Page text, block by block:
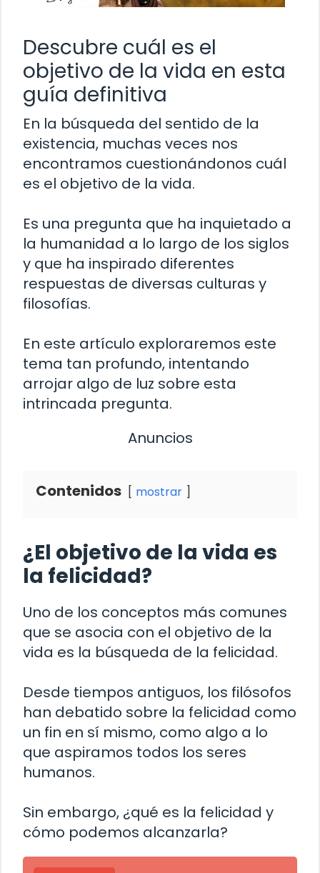
Descubre cuál es el
objetivo de la vida en esta
guía definitiva
En la búsqueda del sentido de la
existencia, muchas veces nos
encontramos cuestionándonos cuál
es el objetivo de la vida.
Es una pregunta que ha inquietado a
la humanidad a lo largo de los siglos
y que ha inspirado diferentes
respuestas de diversas culturas y
filosofías.
En este artículo exploraremos este
tema tan profundo, intentando
arrojar algo de luz sobre esta
intrincada pregunta.
Anuncios
Contenidos mostrar
¿El objetivo de la vida es
la felicidad?
Uno de los conceptos más comunes
que se asocia con el objetivo de la
vida es la búsqueda de la felicidad.
Desde tiempos antiguos, los filósofos
han debatido sobre la felicidad como
un fin en sí mismo, como algo a lo
que aspiramos todos los seres
humanos.
Sin embargo, ¿qué es la felicidad y
cómo podemos alcanzarla?